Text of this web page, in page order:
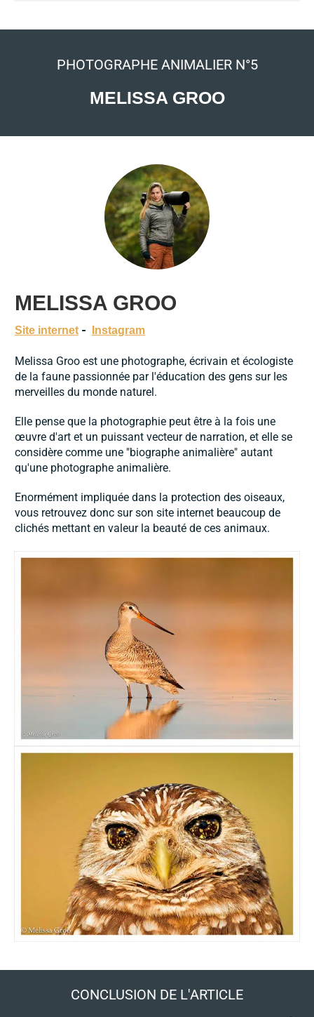
PHOTOGRAPHE ANIMALIER N°5
MELISSA GROO
MELISSA GROO
Site internet - Instagram
Melissa Groo est une photographe, écrivain et écologiste
de la faune passionnée par l'éducation des gens sur les
merveilles du monde naturel.
Elle pense que la photographie peut être à la fois une
œuvre d'art et un puissant vecteur de narration, et elle se
considère comme une "biographe animalière" autant
qu'une photographe animalière.
Enormément impliquée dans la protection des oiseaux,
vous retrouvez donc sur son site internet beaucoup de
clichés mettant en valeur la beauté de ces animaux.
CONCLUSION DE L'ARTICLE